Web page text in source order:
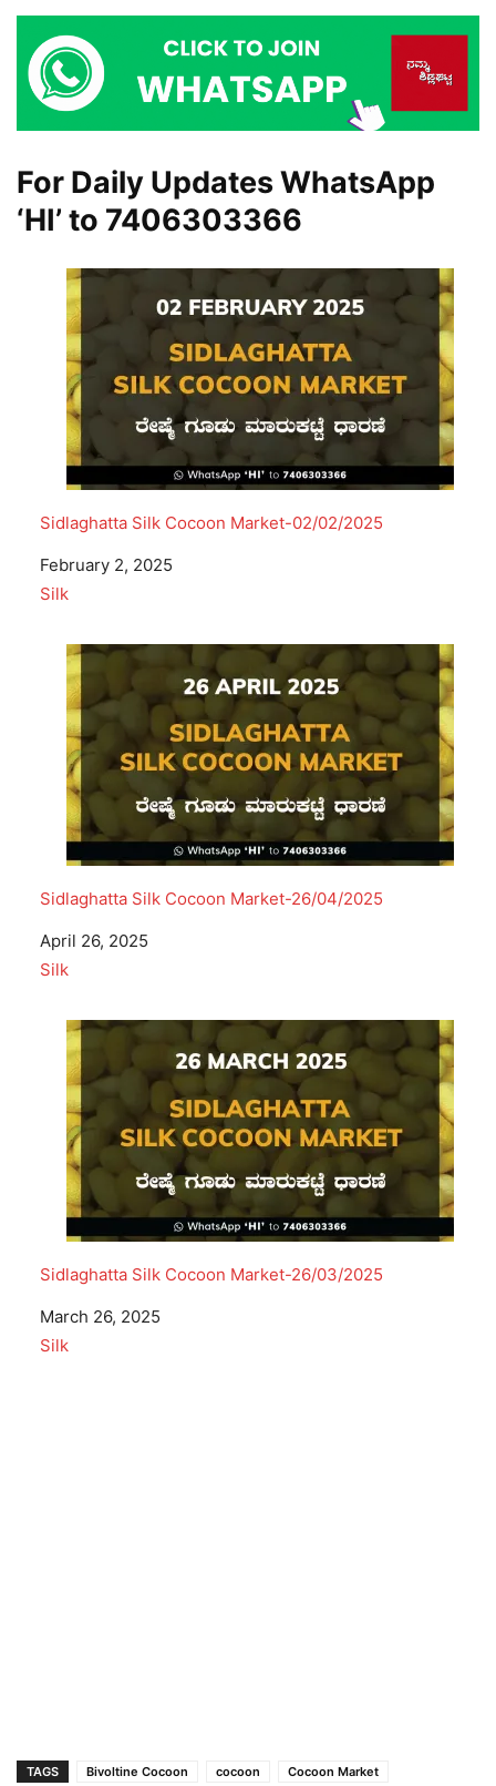
For Daily Updates WhatsApp
‘HI’ to 7406303366
Sidlaghatta Silk Cocoon Market-02/02/2025
Date
February 2, 2025
In relation to
Silk
Sidlaghatta Silk Cocoon Market-26/04/2025
Date
April 26, 2025
In relation to
Silk
Sidlaghatta Silk Cocoon Market-26/03/2025
Date
March 26, 2025
In relation to
Silk
TAGS Bivoltine Cocoon cocoon
Cocoon Market